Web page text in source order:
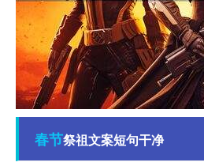
春节祭祖文案短句干净